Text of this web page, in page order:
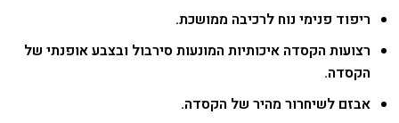
ריפוד פנימי נוח לרכיבה ממושכת.
רצועות הקסדה איכותיות המונעות סירבול ובצבע אופנתי של
הקסדה.
אבזם לשיחרור מהיר של הקסדה.